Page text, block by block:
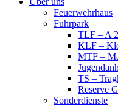
Feuerwehrhaus
Fuhrpark
TLF – A
KLF –
MTF –
TS –
Reserve
Sonderdienste